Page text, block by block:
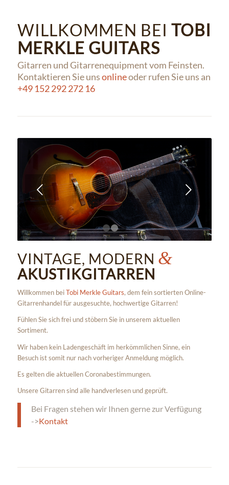
WILLKOMMEN BEI TOBI
MERKLE GUITARS
Gitarren und Gitarrenequipment vom Feinsten.
Kontaktieren Sie unsonlineoder rufen Sie uns an
+49 152 292 272 16
Weiter
1 2 3
VINTAGE, MODERN &
AKUSTIKGITARREN
Willkommen beiTobi Merkle Guitars, dem fein sortierten Online-
Gitarrenhandel für ausgesuchte, hochwertige Gitarren!
Fühlen Sie sich frei und stöbern Sie in unserem aktuellen
Sortiment.
Wir haben kein Ladengeschäft im herkömmlichen Sinne, ein
Besuch ist somit nur nach vorheriger Anmeldung möglich.
Es gelten die aktuellen Coronabestimmungen.
Unsere Gitarren sind alle handverlesen und geprüft.
Bei Fragen stehen wir Ihnen gerne zur Verfügung
->Kontakt